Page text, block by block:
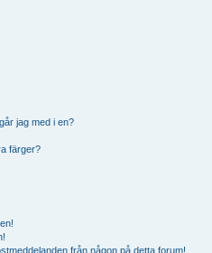
jag med i en?
färger?
från någon på detta forum!